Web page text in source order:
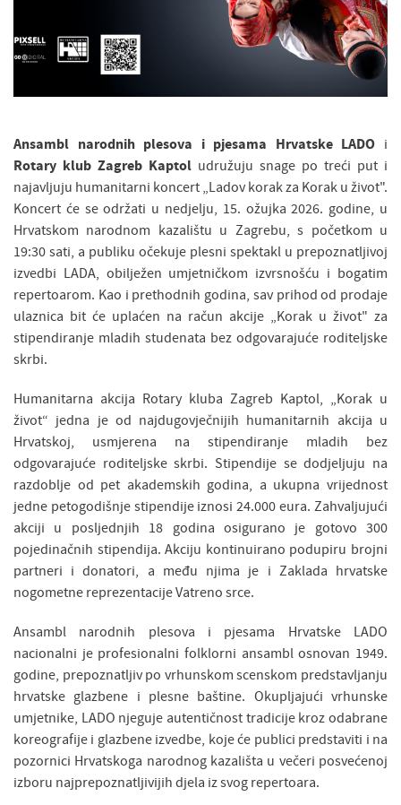
Ansambl narodnih plesova i pjesama Hrvatske LADO i
Rotary klub Zagreb Kaptol udružuju snage po treći put i
najavljuju humanitarni koncert „Ladov korak za Korak u život".
Koncert će se održati u nedjelju, 15. ožujka 2026. godine, u
Hrvatskom narodnom kazalištu u Zagrebu, s početkom u
19:30 sati, a publiku očekuje plesni spektakl u prepoznatljivoj
izvedbi LADA, obilježen umjetničkom izvrsnošću i bogatim
repertoarom. Kao i prethodnih godina, sav prihod od prodaje
ulaznica bit će uplaćen na račun akcije „Korak u život" za
stipendiranje mladih studenata bez odgovarajuće roditeljske
skrbi.
Humanitarna akcija Rotary kluba Zagreb Kaptol, „Korak u
život“ jedna je od najdugovječnijih humanitarnih akcija u
Hrvatskoj, usmjerena na stipendiranje mladih bez
odgovarajuće roditeljske skrbi. Stipendije se dodjeljuju na
razdoblje od pet akademskih godina, a ukupna vrijednost
jedne petogodišnje stipendije iznosi 24.000 eura. Zahvaljujući
akciji u posljednjih 18 godina osigurano je gotovo 300
pojedinačnih stipendija. Akciju kontinuirano podupiru brojni
partneri i donatori, a među njima je i Zaklada hrvatske
nogometne reprezentacije Vatreno srce.
Ansambl narodnih plesova i pjesama Hrvatske LADO
nacionalni je profesionalni folklorni ansambl osnovan 1949.
godine, prepoznatljiv po vrhunskom scenskom predstavljanju
hrvatske glazbene i plesne baštine. Okupljajući vrhunske
umjetnike, LADO njeguje autentičnost tradicije kroz odabrane
koreografije i glazbene izvedbe, koje će publici predstaviti i na
pozornici Hrvatskoga narodnog kazališta u večeri posvećenoj
izboru najprepoznatljivijih djela iz svog repertoara.